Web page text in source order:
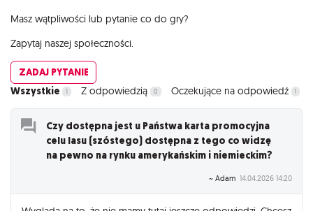
Wszystkie 1 Z odpowiedzią 0 Oczekujące na odpowiedź 1
Czy dostępna jest u Państwa karta promocyjna
celu lasu (szóstego) dostępna z tego co widzę
na pewno na rynku amerykańskim i niemieckim?
~ Adam 14.04.2026 14:20
Masz wątpliwości lub pytanie co do gry?
Zapytaj naszej społeczności.
ZADAJ PYTANIE